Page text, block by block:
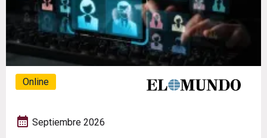
Online
Septiembre 2026